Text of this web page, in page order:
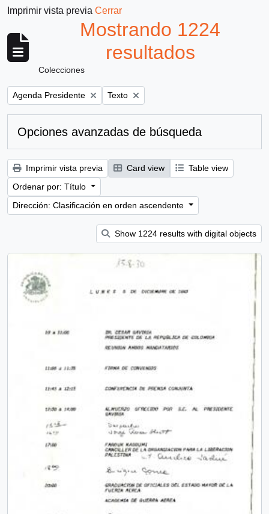
Imprimir vista previa Cerrar
Mostrando 1224
resultados
Colecciones
Remove filter:
Agenda Presidente Remove filter:
Texto
Opciones avanzadas de búsqueda
Imprimir vista previa Card view
Table view
Ordenar por: Título
Dirección: Clasificación en orden ascendente
Show 1224 results with digital objects